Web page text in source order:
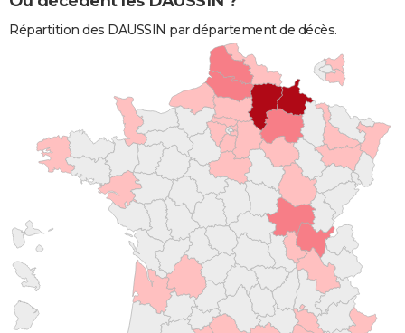
Répartition des DAUSSIN par département de décès.